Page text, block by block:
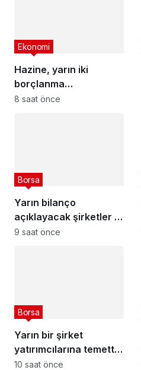
Hazine, yarın iki
borçlanma
gerçekleştirecek – 10
Ekonomi
8 saat önce
Yarın bilanço
açıklayacak şirketler –
10 Ağustos 2026
Borsa
9 saat önce
Yarın bir şirket
yatırımcılarına temettü
dağıtacak – 10 Ağustos
Borsa
10 saat önce